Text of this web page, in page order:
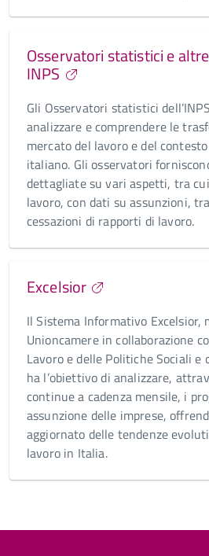
Osservatori statistici e
INPS
Gli Osservatori statistici
analizzare e comprendere le
mercato del lavoro e del
italiano. Gli osservatori
dettagliate su vari aspetti, tra
lavoro, con dati su assunzioni,
cessazioni di rapporti di lavoro.
Excelsior
Il Sistema Informativo Excelsior,
Unioncamere in collaborazione
Lavoro e delle Politiche Sociali e
ha l’obiettivo di analizzare,
continue a cadenza mensile, i
assunzione delle imprese,
aggiornato delle tendenze
lavoro in Italia.